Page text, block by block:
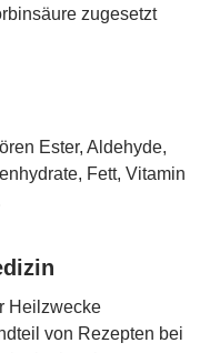
zugesetzt
Ester, Aldehyde,
Fett, Vitamin
Heilzwecke
von Rezepten bei